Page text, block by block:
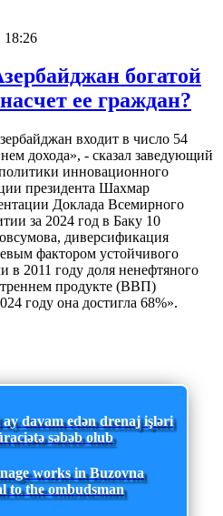
18:26
богатой
ее граждан?
входит в число 54
дохода», - сказал заведующий
инновационного
президента Шахмар
Доклада Всемирного
за 2024 год в Баку 10
диверсификация
фактором устойчивого
в 2011 году доля ненефтяного
продукте (ВВП)
году она достигла 68%».
davam edən drenaj işləri
səbəb olub
works in Buzovna
to the ombudsman